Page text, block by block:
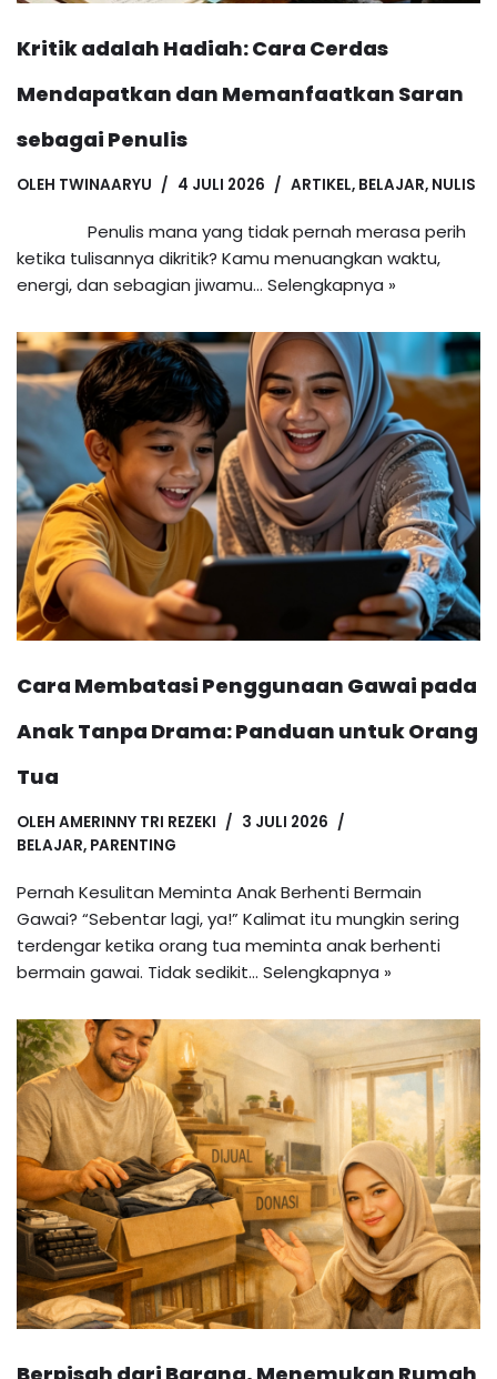
Kritik adalah Hadiah: Cara Cerdas
Mendapatkan dan Memanfaatkan Saran
sebagai Penulis
OLEH TWINAARYU 4 JULI 2026 ARTIKEL, BELAJAR, NULIS
Penulis mana yang tidak pernah merasa perih
ketika tulisannya dikritik? Kamu menuangkan waktu,
energi, dan sebagian jiwamu… Selengkapnya »
Cara Membatasi Penggunaan Gawai pada
Anak Tanpa Drama: Panduan untuk Orang
Tua
OLEH AMERINNY TRI REZEKI
3 JULI 2026
BELAJAR, PARENTING
Pernah Kesulitan Meminta Anak Berhenti Bermain
Gawai? “Sebentar lagi, ya!” Kalimat itu mungkin sering
terdengar ketika orang tua meminta anak berhenti
bermain gawai. Tidak sedikit… Selengkapnya »